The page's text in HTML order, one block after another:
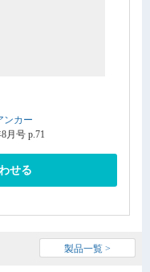
ンカー
月号 p.71
せる
製品一覧 >